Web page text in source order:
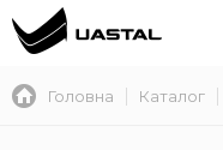
Головна Каталог